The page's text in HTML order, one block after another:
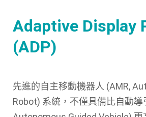
Adaptive Display
(ADP)
先進的自主移動機器人 (AMR,
Robot) 系統，不僅具備比自動導